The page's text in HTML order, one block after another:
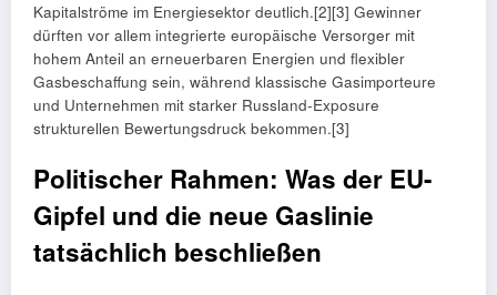
Kapitalströme im Energiesektor deutlich.[2][3] Gewinner
dürften vor allem integrierte europäische Versorger mit
hohem Anteil an erneuerbaren Energien und flexibler
Gasbeschaffung sein, während klassische Gasimporteure
und Unternehmen mit starker Russland-Exposure
strukturellen Bewertungsdruck bekommen.[3]
Politischer Rahmen: Was der EU-
Gipfel und die neue Gaslinie
tatsächlich beschließen